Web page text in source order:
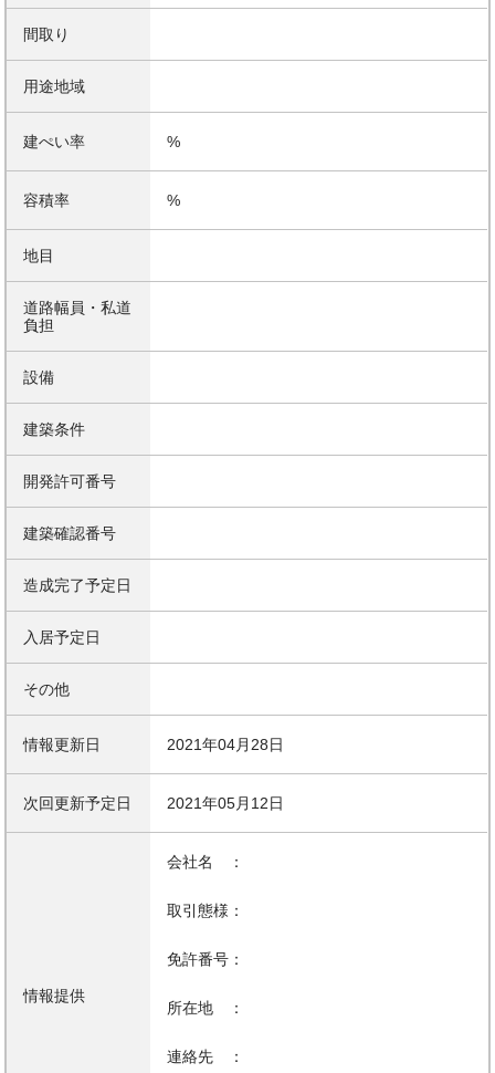
間取り
用途地域
建ぺい率 %
容積率 %
地目
道路幅員・私道
負担
設備
建築条件
開発許可番号
建築確認番号
造成完了予定日
入居予定日
その他
情報更新日 2021年04月28日
次回更新予定日 2021年05月12日
情報提供
会社名 ：
取引態様：
免許番号：
所在地 ：
連絡先 ：